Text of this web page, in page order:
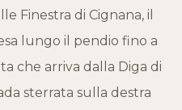
Finestra di Cignana, il
lungo il pendio fino a
che arriva dalla Diga di
sterrata sulla destra